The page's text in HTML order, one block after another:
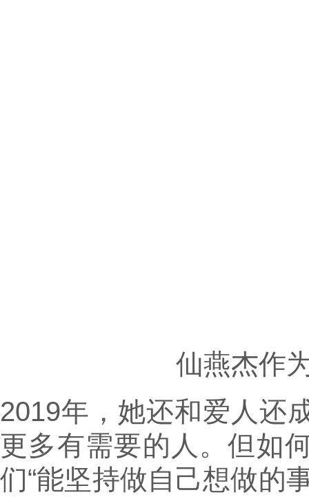
仙燕杰作
2019年，她还和爱人还
更多有需要的人。但如
们“能坚持做自己想做的